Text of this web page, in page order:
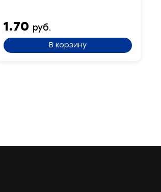
1.70 руб.
В корзину